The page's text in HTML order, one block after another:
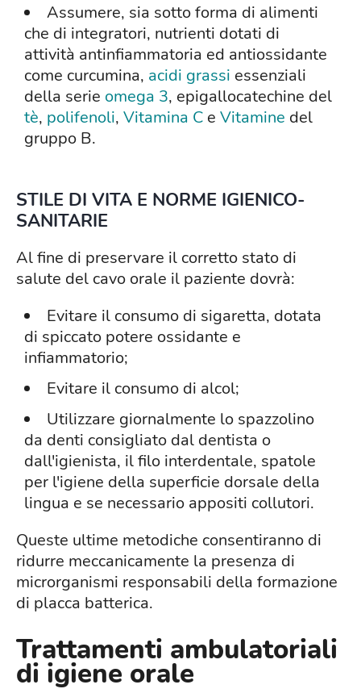
Assumere, sia sotto forma di alimenti
che di integratori, nutrienti dotati di
attività antinfiammatoria ed antiossidante
come curcumina, acidi grassi essenziali
della serie omega 3, epigallocatechine del
tè, polifenoli, Vitamina C e Vitamine del
gruppo B.
STILE DI VITA E NORME IGIENICO-
SANITARIE
Al fine di preservare il corretto stato di
salute del cavo orale il paziente dovrà:
Evitare il consumo di sigaretta, dotata
di spiccato potere ossidante e
infiammatorio;
Evitare il consumo di alcol;
Utilizzare giornalmente lo spazzolino
da denti consigliato dal dentista o
dall'igienista, il filo interdentale, spatole
per l'igiene della superficie dorsale della
lingua e se necessario appositi collutori.
Queste ultime metodiche consentiranno di
ridurre meccanicamente la presenza di
microrganismi responsabili della formazione
di placca batterica.
Trattamenti ambulatoriali
di igiene orale